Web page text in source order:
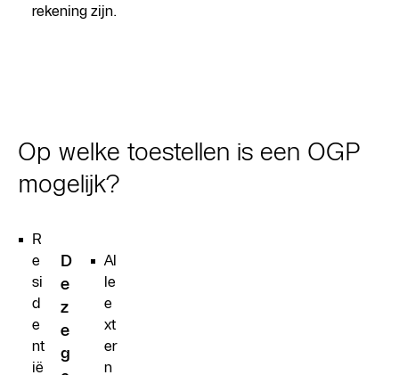
rekening zijn.
Op welke toestellen is een OGP
mogelijk?
R
e
si
d
e
nt
ië
D
e
z
e
g
Al
le
e
xt
er
n